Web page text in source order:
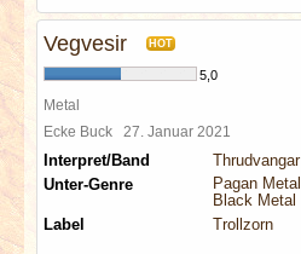
Vegvesir HOT
5,0
Metal
Ecke Buck 27. Januar 2021
Interpret/Band
Thrudvangar
Unter-Genre
Pagan Metal
Black Metal
Label
Trollzorn